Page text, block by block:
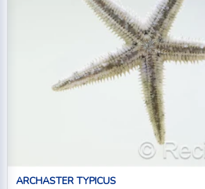
ARCHASTER TYPICUS